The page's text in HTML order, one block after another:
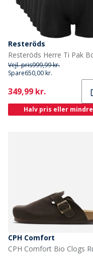
Resteröds
Vejl. pris999,99 kr.
Spare650,00 kr.
Current
349,99 kr.
Halv pris eller mindre
CPH Comfort